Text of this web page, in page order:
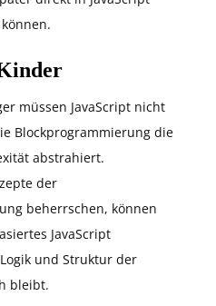
müssen JavaScript nicht
Blockprogrammierung die
abstrahiert.
der
beherrschen, können
JavaScript
und Struktur der
bleibt.